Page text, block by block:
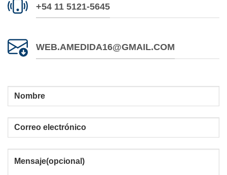
+54 11 5121-5645
WEB.AMEDIDA16@GMAIL.COM